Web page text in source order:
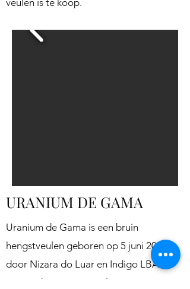
veulen is te koop.
URANIUM DE GAMA
Uranium de Gama is een bruin
hengstveulen geboren op 5 juni 2024
door Nizara do Luar en Indigo LBA.
Nizara do Luar is een elegante merrie